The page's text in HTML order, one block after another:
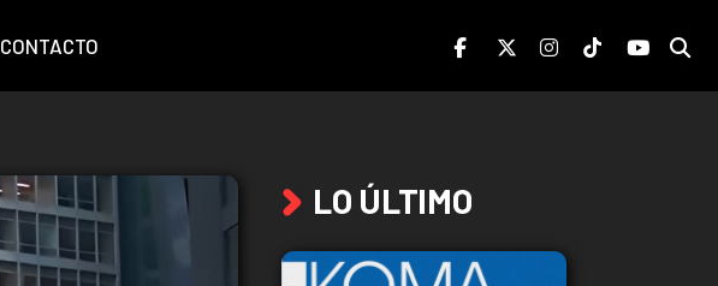
CONTACTO
LO ÚLTIMO